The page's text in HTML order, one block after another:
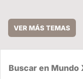
VER MÁS TEMAS